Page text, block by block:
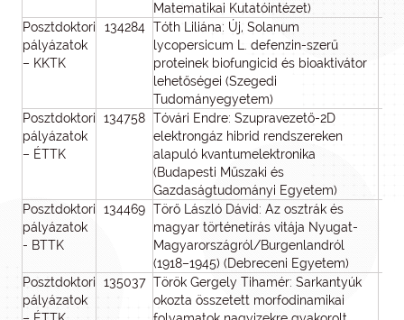
Matematikai Kutatóintézet)
Posztdoktori
pályázatok
– KKTK
134284 Tóth Liliána: Új, Solanum
lycopersicum L. defenzin-szerű
proteinek biofungicid és bioaktivátor
lehetőségei (Szegedi
Tudományegyetem)
Posztdoktori
pályázatok
– ÉTTK
134758 Tóvári Endre: Szupravezető-2D
elektrongáz hibrid rendszereken
alapuló kvantumelektronika
(Budapesti Műszaki és
Gazdaságtudományi Egyetem)
Posztdoktori
pályázatok
- BTTK
134469 Törő László Dávid: Az osztrák és
magyar történetírás vitája Nyugat-
Magyarországról/Burgenlandról
(1918–1945) (Debreceni Egyetem)
Posztdoktori
pályázatok
135037 Török Gergely Tihamér: Sarkantyúk
okozta összetett morfodinamikai